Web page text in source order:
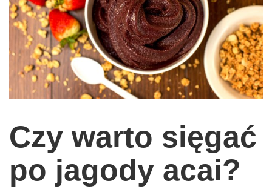
miłość i rodzina
w rodzinie
wychowanie dzieci
edukacja
zabawy dla dzieci
Inspiracje
sposób na życie
podróże
Czy warto sięgać
po jagody acai?